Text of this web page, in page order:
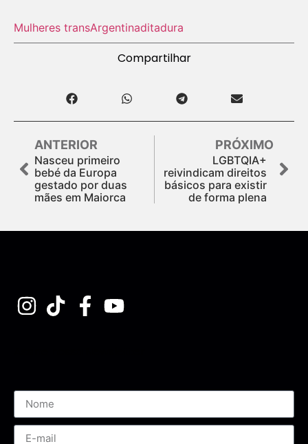
Mulheres transArgentinaditadura
Compartilhar
ANTERIOR
Nasceu primeiro
bebé da Europa
gestado por duas
mães em Maiorca
PRÓXIMO
LGBTQIA+
reivindicam direitos
básicos para existir
de forma plena